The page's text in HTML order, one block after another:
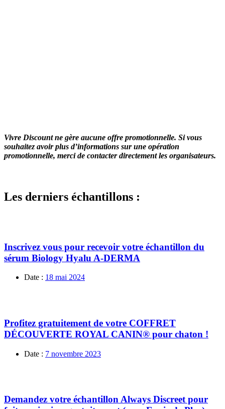
Vivre Discount ne gère aucune offre promotionnelle. Si vous
souhaitez avoir plus d’informations sur une opération
promotionnelle, merci de contacter directement les organisateurs.
Les derniers échantillons :
Inscrivez vous pour recevoir votre échantillon du
sérum Biology Hyalu A-DERMA
Date : 18 mai 2024
Profitez gratuitement de votre COFFRET
DÉCOUVERTE ROYAL CANIN® pour chaton !
Date : 7 novembre 2023
Demandez votre échantillon Always Discreet pour